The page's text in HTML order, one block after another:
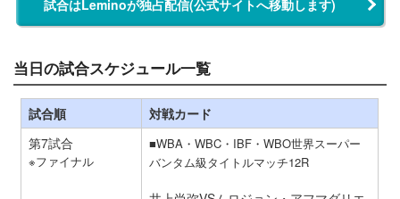
試合はLeminoが独占配信(公式サイトへ移動します)
当日の試合スケジュール一覧
試合順
対戦カード
第7試合
※ファイナル
■WBA・WBC・IBF・WBO世界スーパー
バンタム級タイトルマッチ12R